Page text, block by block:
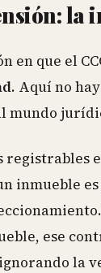
la
en que el
. Aquí no
mundo
registrables
inmueble
ese
la